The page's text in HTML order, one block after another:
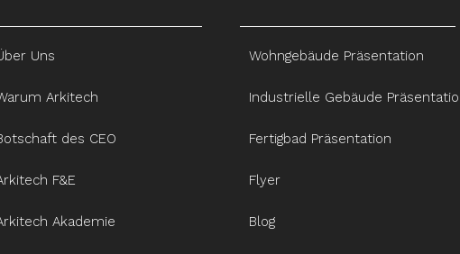
Uns
Arkitech
des CEO
F&E
Akademie
Wohngebäude Präsentation
Industrielle Gebäude
Fertigbad Präsentation
Flyer
Blog